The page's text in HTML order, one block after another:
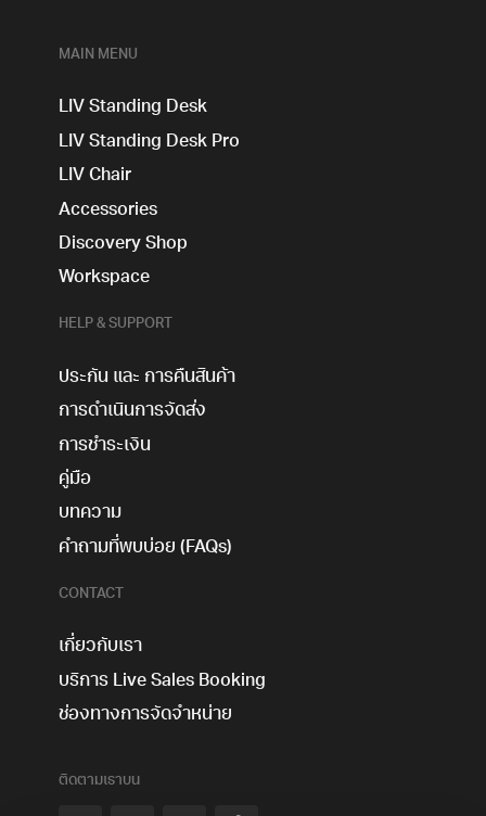
MAIN MENU
LIV Standing Desk
LIV Standing Desk​ Pro
LIV Chair
Accessories
Discovery Shop
Workspace
HELP & SUPPORT
ประกัน และ การคืนสินค้า
การดำเนินการจัดส่ง
การชำระเงิน
คู่มือ
บทความ
คำถามที่พบบ่อย (FAQs)
CONTACT
เกี่ยวกับเรา
บริการ Live Sales Booking
ช่องทางการจัดจำหน่าย
ติดตามเราบน